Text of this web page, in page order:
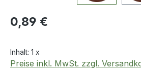
Regulärer Preis:
0,89 €
Inhalt: 1 x
Preise inkl. MwSt. zzgl.